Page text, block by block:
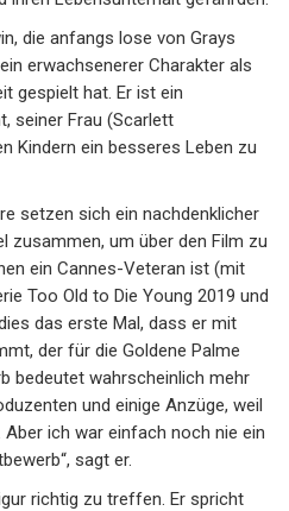
die anfangs lose von Grays
erwachsenerer Charakter als
gespielt hat. Er ist ein
seiner Frau (Scarlett
Kindern ein besseres Leben zu
setzen sich ein nachdenklicher
zusammen, um über den Film zu
ein Cannes-Veteran ist (mit
Too Old to Die Young 2019 und
das erste Mal, dass er mit
der für die Goldene Palme
bedeutet wahrscheinlich mehr
und einige Anzüge, weil
ich war einfach noch nie ein
sagt er.
richtig zu treffen. Er spricht